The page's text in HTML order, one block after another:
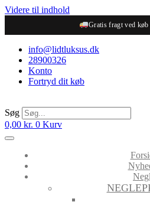
Videre til indhold
Gratis fragt ved køb
info@lidtluksus.dk
28900326
Konto
Fortryd dit køb
Søg
0,00 kr. 0 Kurv